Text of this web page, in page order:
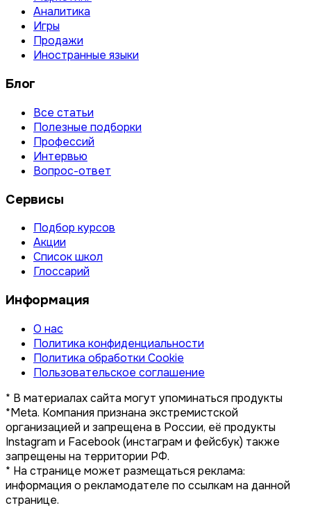
Аналитика
Игры
Продажи
Иностранные языки
Блог
Все статьи
Полезные подборки
Профессий
Интервью
Вопрос-ответ
Сервисы
Подбор курсов
Акции
Список школ
Глоссарий
Информация
О нас
Политика конфиденциальности
Политика обработки Cookie
Пользовательское соглашение
* В материалах сайта могут упоминаться продукты
*Meta. Компания признана экстремистской
организацией и запрещена в России, её продукты
Instagram и Facebook (инстаграм и фейсбук) также
запрещены на территории РФ.
* На странице может размещаться реклама:
информация о рекламодателе по ссылкам на данной
странице.